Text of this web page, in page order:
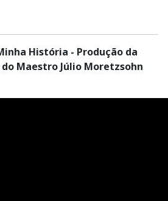
História - Produção da
Maestro Júlio Moretzsohn